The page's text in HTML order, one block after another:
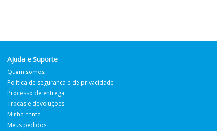
Ajuda e Suporte
Quem somos
Política de segurança e de privacidade
Processo de entrega
Trocas e devoluções
Minha conta
Meus pedidos